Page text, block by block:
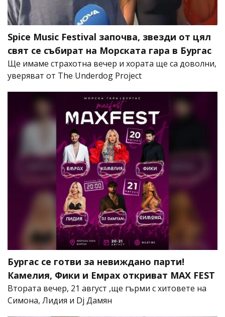
Spice Music Festival започва, звезди от цял
свят се събират на Морската гара в Бургас
Ще имаме страхотна вечер и хората ще са доволни,
уверяват от The Underdog Project
Бургас се готви за невиждано парти!
Камелия, Фики и Емрах откриват MAX FEST
Втората вечер, 21 август ,ще гърми с хитовете на
Симона, Лидия и Dj Дамян